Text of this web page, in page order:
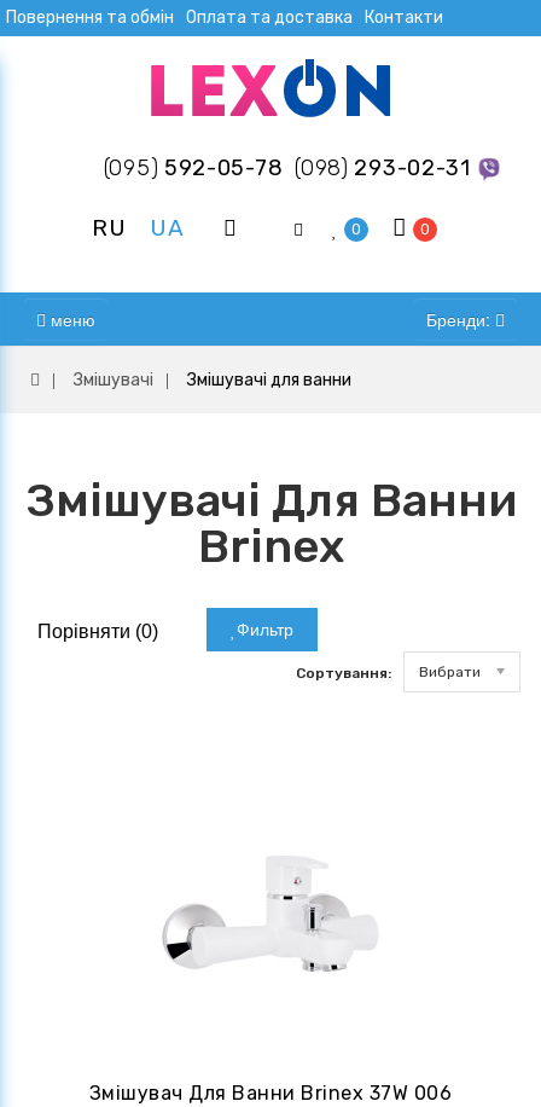
Повернення та обмін Оплата та доставка Контакти
(095) 592-05-78 (098) 293-02-31
RU UA 0 0
меню Бренди:
Змішувачі Змішувачі для ванни
Змішувачі Для Ванни
Brinex
Порівняти (0) Фильтр
Сортування: Вибрати
Змішувач Для Ванни Brinex 37W 006